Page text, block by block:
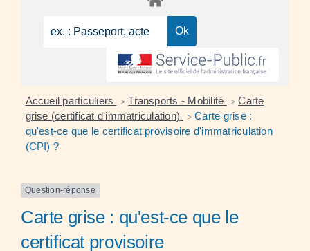
Accueil particuliers > Transports - Mobilité > Carte
grise (certificat d'immatriculation)
> Carte grise :
qu'est-ce que le certificat provisoire d'immatriculation
(CPI) ?
Question-réponse
Carte grise : qu'est-ce que le
certificat provisoire